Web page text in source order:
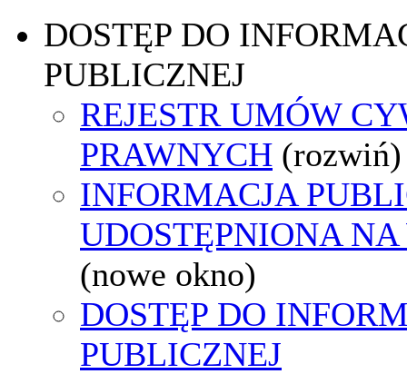
DOSTĘP DO
PUBLICZNEJ
REJESTR UMÓW
PRAWNYCH (rozwiń)
INFORMACJA
UDOSTĘPNIONA
(nowe okno)
DOSTĘP DO
PUBLICZNEJ